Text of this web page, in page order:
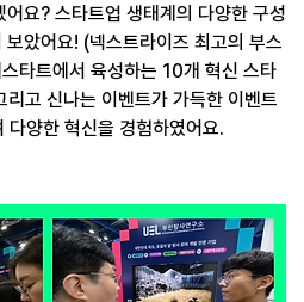
요? 스타트업 생태계의 다양한 구성
았어요! (넥스트라이즈 최고의 부스
타트에서 육성하는 10개 혁신 스타
고 신나는 이벤트가 가득한 이벤트
다양한 혁신을 경험하였어요.